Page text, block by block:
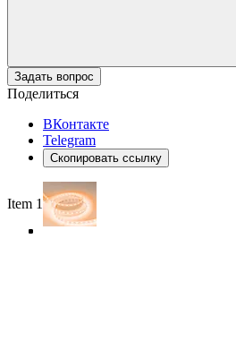
Задать вопрос
Поделиться
ВКонтакте
Telegram
Скопировать ссылку
Item 1 of 4